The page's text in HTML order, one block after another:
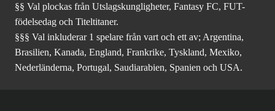
§§ Val plockas från Utslagskungligheter, Fantasy FC, FUT-
födelsedag och Titeltitaner.
§§§ Val inkluderar 1 spelare från vart och ett av; Argentina,
Brasilien, Kanada, England, Frankrike, Tyskland, Mexiko,
Nederländerna, Portugal, Saudiarabien, Spanien och USA.